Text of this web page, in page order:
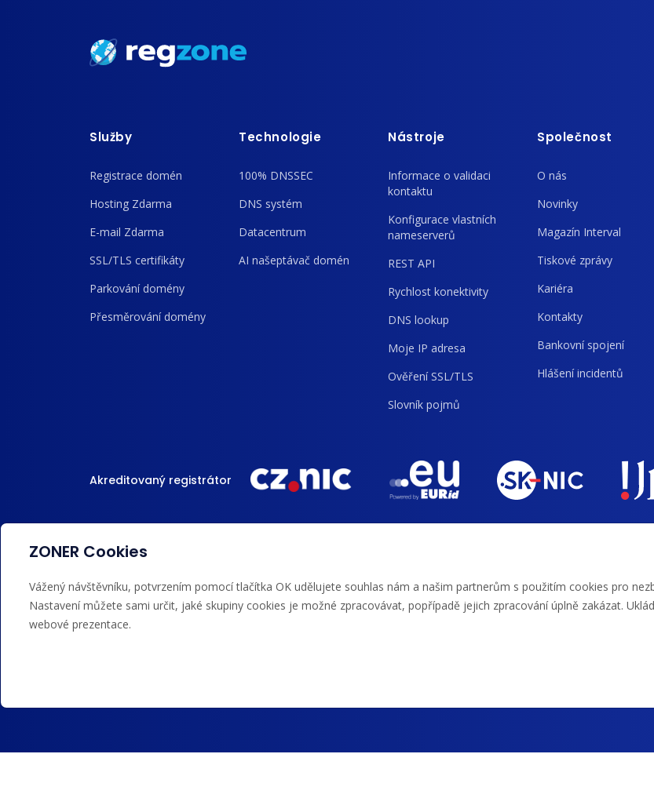
Služby
Registrace domén
Hosting Zdarma
E-mail Zdarma
SSL/TLS certifikáty
Parkování domény
Přesměrování domény
Technologie
100% DNSSEC
DNS systém
Datacentrum
AI našeptávač domén
Nástroje
Informace o validaci
kontaktu
Konfigurace vlastních
nameserverů
REST API
Rychlost konektivity
DNS lookup
Moje IP adresa
Ověření SSL/TLS
Slovník pojmů
Společnost
O nás
Novinky
Magazín Interval
Tiskové zprávy
Kariéra
Kontakty
Bankovní spojení
Hlášení incidentů
Akreditovaný registrátor
Akceptujeme platby kartou, Google/Apple Pay, bankovním převodem a kreditem.
ZONER Cookies
Vážený návštěvníku, potvrzením pomocí tlačítka OK udělujete souhlas nám a našim partnerům s použitím cookies pro
Nastavení můžete sami určit, jaké skupiny cookies je možné zpracovávat, popřípadě jejich zpracování úplně zakázat.
webové prezentace.